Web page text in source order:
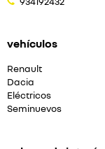
vehículos
Renault
Dacia
Eléctricos
Seminuevos